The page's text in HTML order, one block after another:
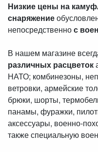
Низкие цены на
снаряжение
непосредственнос
В нашем магазине
различных расцветок
НАТО; комбинезоны,
ветровки, армейские
брюки, шорты,
панамы, фуражки,
аксессуары, военно-
также специальную